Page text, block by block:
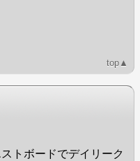
top▲
トボードでデイリーク